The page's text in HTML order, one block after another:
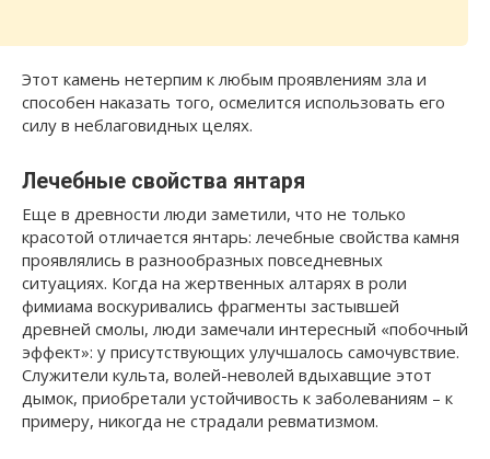
Этот камень нетерпим к любым проявлениям зла и
способен наказать того, осмелится использовать его
силу в неблаговидных целях.
Лечебные свойства янтаря
Еще в древности люди заметили, что не только
красотой отличается янтарь: лечебные свойства камня
проявлялись в разнообразных повседневных
ситуациях. Когда на жертвенных алтарях в роли
фимиама воскуривались фрагменты застывшей
древней смолы, люди замечали интересный «побочный
эффект»: у присутствующих улучшалось самочувствие.
Служители культа, волей-неволей вдыхавщие этот
дымок, приобретали устойчивость к заболеваниям – к
примеру, никогда не страдали ревматизмом.